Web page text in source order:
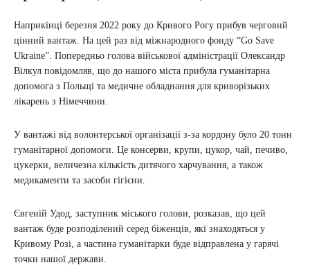
Наприкінці березня 2022 року до Кривого Рогу прибув черговий
цінний вантаж. На цей раз від міжнародного фонду “Go Save
Ukraine”. Попередньо голова військової адміністрації Олександр
Вілкул повідомляв, що до нашого міста прибула гуманітарна
допомога з Польщі та медичне обладнання для криворізьких
лікарень з Німеччини.
У вантажі від волонтерської організації з-за кордону було 20 тонн
гуманітарної допомоги. Це консерви, крупи, цукор, чай, печиво,
цукерки, величезна кількість дитячого харчування, а також
медикаменти та засоби гігієни.
Євгеній Удод, заступник міського голови, розказав, що цей
вантаж буде розподілений серед біженців, які знаходяться у
Кривому Розі, а частина гуманітарки буде відправлена у гарячі
точки нашої держави.